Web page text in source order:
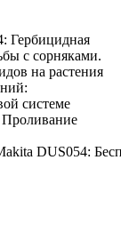
Гербицидная
с сорняками.
на растения
системе
Проливание
DUS054: